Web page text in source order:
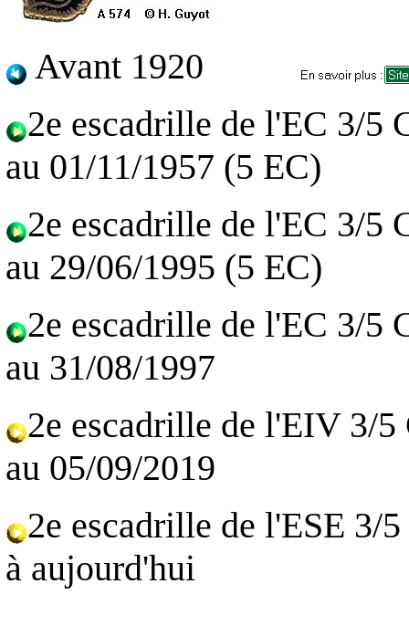
Avant 1920
2e escadrille de l'EC 3/5
au 01/11/1957 (5 EC)
2e escadrille de l'EC 3/5
au 29/06/1995 (5 EC)
2e escadrille de l'EC 3/5
au 31/08/1997
2e escadrille de l'EIV 3/
au 05/09/2019
2e escadrille de l'ESE 3/
à aujourd'hui